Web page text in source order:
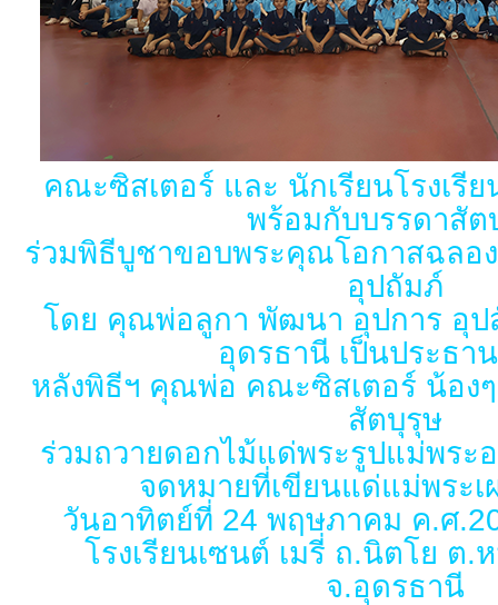
คณะซิสเตอร์ และ นักเรียนโรงเรี
พร้อมกับบรรดาสัต
ร่วมพิธีบูชาขอบพระคุณโอกาสฉลอ
อุปถัมภ์
โดย คุณพ่อลูกา พัฒนา อุปการ อุ
อุดรธานี เป็นประธา
หลังพิธีฯ คุณพ่อ คณะซิสเตอร์ น้อง
สัตบุรุษ
ร่วมถวายดอกไม้แด่พระรูปแม่พระ
จดหมายที่เขียนแด่แม่พระเ
วันอาทิตย์ที่ 24 พฤษภาคม ค.ศ
โรงเรียนเซนต์ เมรี่ ถ.นิตโย ต.
จ.อุดรธานี